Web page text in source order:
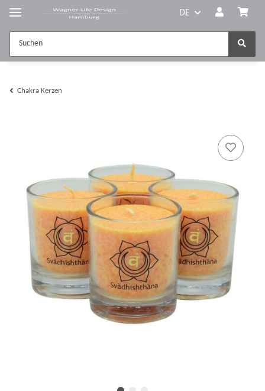
DE
Chakra Kerzen